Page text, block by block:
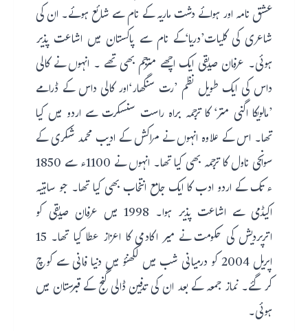
عشق نامہ اور ہوائے دشت ماریہ کے نام سے شائع ہوئے۔ ان کی
شاعری کی کلیات’دریا‘کے نام سے پاکستان میں اشاعت پذیر
ہوئی۔ عرفان صدیقی ایک اچھے مترجم بھی تھے ۔ انہوں نے کالی
داس کی ایک طویل نظم ’رت سنگھار‘اور کالی داس کے ڈرامے
’مالویکا اگنی متر‘ کا ترجمہ براہ راست سنسکرت سے اردو میں کیا
تھا۔ اس کے علاوہ انہوں نے مراکش کے ادیب محمد شکری کے
سوانحی ناول کا ترجمہ بھی کیا تھا۔ انہوں نے 1100ء سے 1850
ء تک کے اردو ادب کا ایک جامع انتخاب بھی کیا تھا۔ جو ساہتیہ
اکیڈمی سے اشاعت پذیر ہوا۔ 1998 میں عرفان صدیقی کو
اترپردیش کی حکومت نے میر اکادمی کا اعزاز عطا کیا تھا۔ 15
اپریل 2004 کو درمیانی شب میں لکھنؤ میں دنیا فانی سے کوچ
کر گئے۔ نماز جمعہ کے بعد ان کی تدفین ڈالی گنج کے قبرستان میں
ہوئی۔